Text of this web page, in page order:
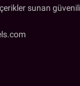
sunan